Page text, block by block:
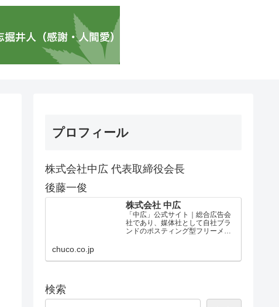
プロフィール
株式会社中広 代表取締役会長
後藤一俊
株式会社 中広
「中広」公式サイト｜総合広告会
社であり、媒体社として自社ブラ
ンドのポスティング型フリーメデ
chuco.co.jp
検索